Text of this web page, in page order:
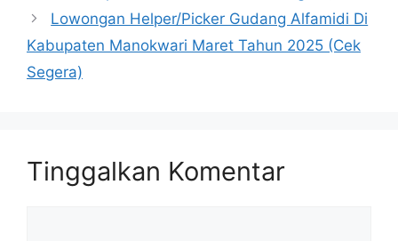
Lowongan Helper/Picker Gudang Alfamidi Di
Kabupaten Manokwari Maret Tahun 2025 (Cek
Segera)
Tinggalkan Komentar